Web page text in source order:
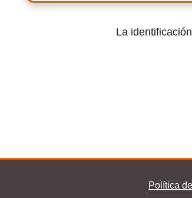
La
Política